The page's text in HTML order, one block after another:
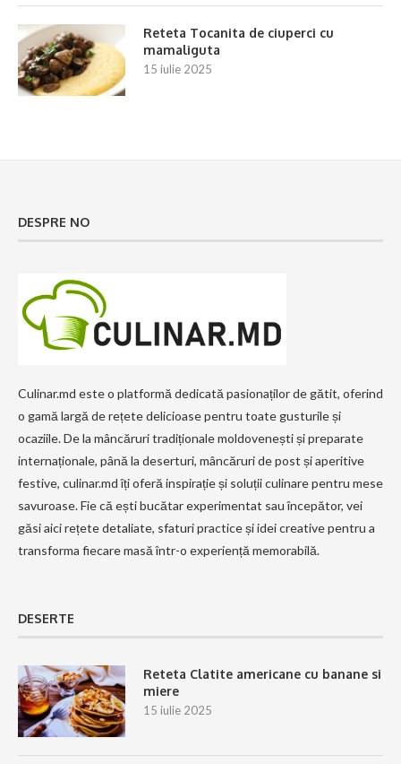
Reteta Tocanita de ciuperci cu
mamaliguta
15 iulie 2025
DESPRE NO
Culinar.md este o platformă dedicată pasionaților de gătit, oferind
o gamă largă de rețete delicioase pentru toate gusturile și
ocaziile. De la mâncăruri tradiționale moldovenești și preparate
internaționale, până la deserturi, mâncăruri de post și aperitive
festive, culinar.md îți oferă inspirație și soluții culinare pentru mese
savuroase. Fie că ești bucătar experimentat sau începător, vei
găsi aici rețete detaliate, sfaturi practice și idei creative pentru a
transforma fiecare masă într-o experiență memorabilă.
DESERTE
Reteta Clatite americane cu banane si
miere
15 iulie 2025